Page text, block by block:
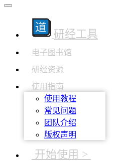
研经工具
电子图书馆
研经资源
使用指南
使用教程
常见问题
团队介绍
版权声明
开始使用 >